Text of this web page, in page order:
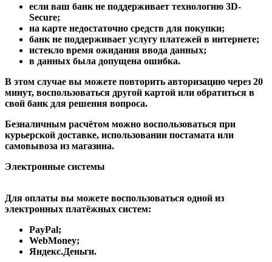
если ваш банк не поддерживает технологию 3D-
Secure;
на карте недостаточно средств для покупки;
банк не поддерживает услугу платежей в интернете;
истекло время ожидания ввода данных;
в данных была допущена ошибка.
В этом случае вы можете повторить авторизацию через 20
минут, воспользоваться другой картой или обратиться в
свой банк для решения вопроса.
Безналичным расчётом можно воспользоваться при
курьерской доставке, использовании постамата или
самовывоза из магазина.
Электронные системы
Для оплаты вы можете воспользоваться одной из
электронных платёжных систем:
PayPal;
WebMoney;
Яндекс.Деньги.